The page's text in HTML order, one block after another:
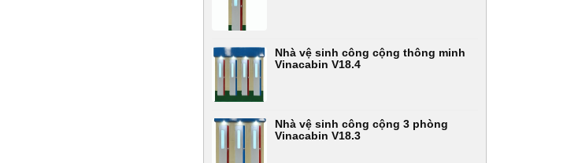
Nhà vệ sinh công cộng thông minh
Vinacabin V18.4
Nhà vệ sinh công cộng 3 phòng
Vinacabin V18.3